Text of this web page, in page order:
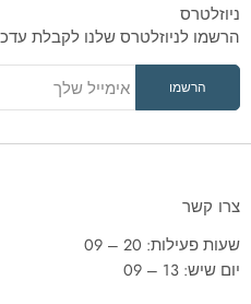
ניוזלטרס
הרשמו לניוזלטרס שלנו לקבלת
צרו קשר
שעות פעילות: 20 – 09
יום שיש: 13 – 09